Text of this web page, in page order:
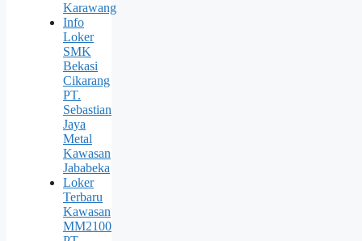
Karawang
Info
Loker
SMK
Bekasi
Cikarang
PT.
Sebastian
Jaya
Metal
Kawasan
Jababeka
Loker
Terbaru
Kawasan
MM2100